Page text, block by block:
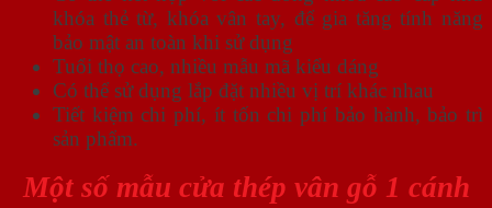
khóa thẻ từ, khóa vân tay, để gia tăng tính năng
bảo mật an toàn khi sử dụng
Tuổi thọ cao, nhiều mẫu mã kiểu dáng
Có thể sử dụng lắp đặt nhiều vị trí khác nhau
Tiết kiệm chi phí, ít tốn chi phí bảo hành, bảo trì
sản phẩm.
Một số mẫu cửa thép vân gỗ 1 cánh